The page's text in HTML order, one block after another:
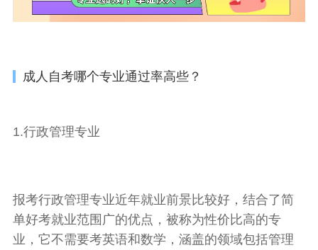
成人自考哪个专业通过率高些？
1.行政管理专业
报考行政管理专业近年就业前景比较好，结合了简
单好考就业范围广的优点，被称为性价比高的专
业，它不需要考英语和数学，涵盖的领域包括管理